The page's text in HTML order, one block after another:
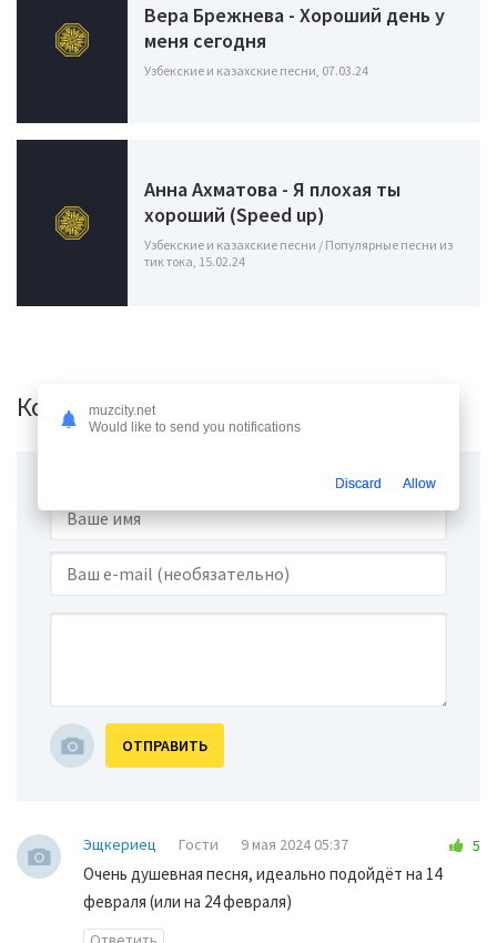
Вера Брежнева - Хороший день у
меня сегодня
Узбекские и казахские песни, 07.03.24
Анна Ахматова - Я плохая ты
хороший (Speed up)
Узбекские и казахские песни / Популярные песни из
тик тока, 15.02.24
Комментарии (3)
ОТПРАВИТЬ
Эщкериец Гости 9 мая 2024 05:37 5
Очень душевная песня, идеально подойдёт на 14
февраля (или на 24 февраля)
muzcity.net
Would like to send you notifications
Discard Allow